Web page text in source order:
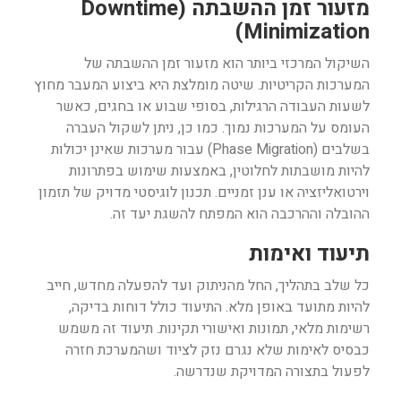
מזעור זמן ההשבתה (Downtime
Minimization)
השיקול המרכזי ביותר הוא מזעור זמן ההשבתה של
המערכות הקריטיות. שיטה מומלצת היא ביצוע המעבר מחוץ
לשעות העבודה הרגילות, בסופי שבוע או בחגים, כאשר
העומס על המערכות נמוך. כמו כן, ניתן לשקול העברה
בשלבים (Phase Migration) עבור מערכות שאינן יכולות
להיות מושבתות לחלוטין, באמצעות שימוש בפתרונות
וירטואליזציה או ענן זמניים. תכנון לוגיסטי מדויק של תזמון
ההובלה וההרכבה הוא המפתח להשגת יעד זה.
תיעוד ואימות
כל שלב בתהליך, החל מהניתוק ועד להפעלה מחדש, חייב
להיות מתועד באופן מלא. התיעוד כולל דוחות בדיקה,
רשימות מלאי, תמונות ואישורי תקינות. תיעוד זה משמש
כבסיס לאימות שלא נגרם נזק לציוד ושהמערכת חזרה
לפעול בתצורה המדויקת שנדרשה.